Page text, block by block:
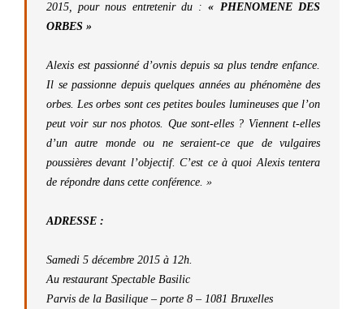
2015, pour nous entretenir du : « PHENOMENE DES
ORBES »
Alexis est passionné d’ovnis depuis sa plus tendre enfance.
Il se passionne depuis quelques années au phénomène des
orbes. Les orbes sont ces petites boules lumineuses que l’on
peut voir sur nos photos. Que sont-elles ? Viennent t-elles
d’un autre monde ou ne seraient-ce que de vulgaires
poussières devant l’objectif. C’est ce à quoi Alexis tentera
de répondre dans cette conférence. »
ADRESSE :
Samedi 5 décembre 2015 à 12h.
Au restaurant Spectable Basilic
Parvis de la Basilique – porte 8 – 1081 Bruxelles